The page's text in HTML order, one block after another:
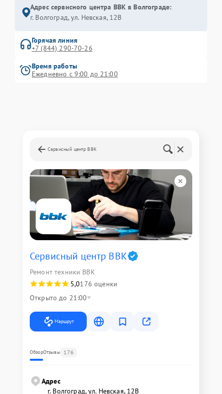
Адрес сервисного центра BBK в Волгограде:
г. Волгоград, ул. Невская, 12В
Горячая линия
+7 (844) 290-70-26
Время работы
Ежедневно с 9:00 до 21:00
Сервисный центр BBK
Сервисный центр BBK
Ремонт техники BBK
5,0176 оценки
Открыто до 21:00
Маршрут
ОбзорОтзывы 176
Адрес
г. Волгоград, ул. Невская, 12В